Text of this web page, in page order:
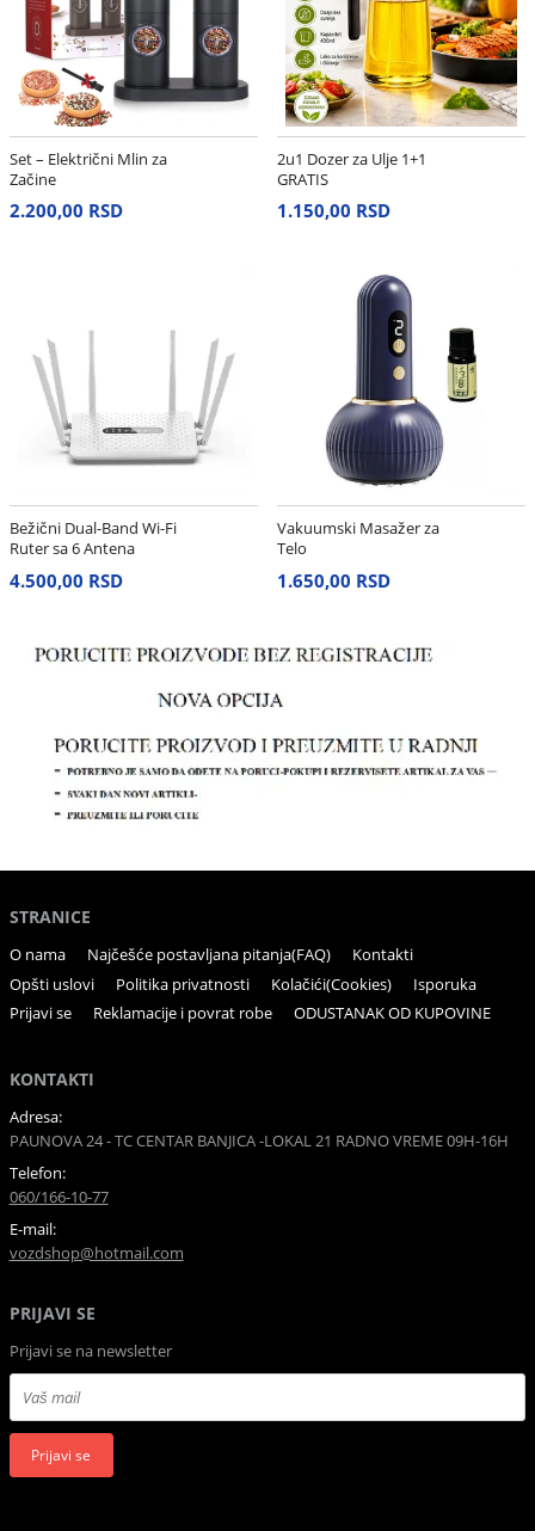
Set – Električni Mlin za
Začine
2.200,00 RSD
2u1 Dozer za Ulje 1+1
GRATIS
1.150,00 RSD
Bežični Dual-Band Wi-Fi
Ruter sa 6 Antena
4.500,00 RSD
Vakuumski Masažer za
Telo
1.650,00 RSD
STRANICE
O nama Najčešće postavljana pitanja(FAQ)
Kontakti
Opšti uslovi
Politika privatnosti Kolačići(Cookies)
Isporuka
Prijavi se
Reklamacije i povrat robe ODUSTANAK OD KUPOVINE
KONTAKTI
Adresa:
PAUNOVA 24 - TC CENTAR BANJICA -LOKAL 21 RADNO VREME 09H-16H
Telefon:
060/166-10-77
E-mail:
vozdshop@hotmail.com
PRIJAVI SE
Prijavi se na newsletter
Prijavi se